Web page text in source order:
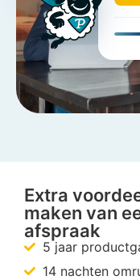
Extra
maken van
afspraak
5 jaar
14 nachten